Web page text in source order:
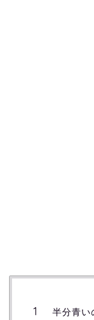
半分青い